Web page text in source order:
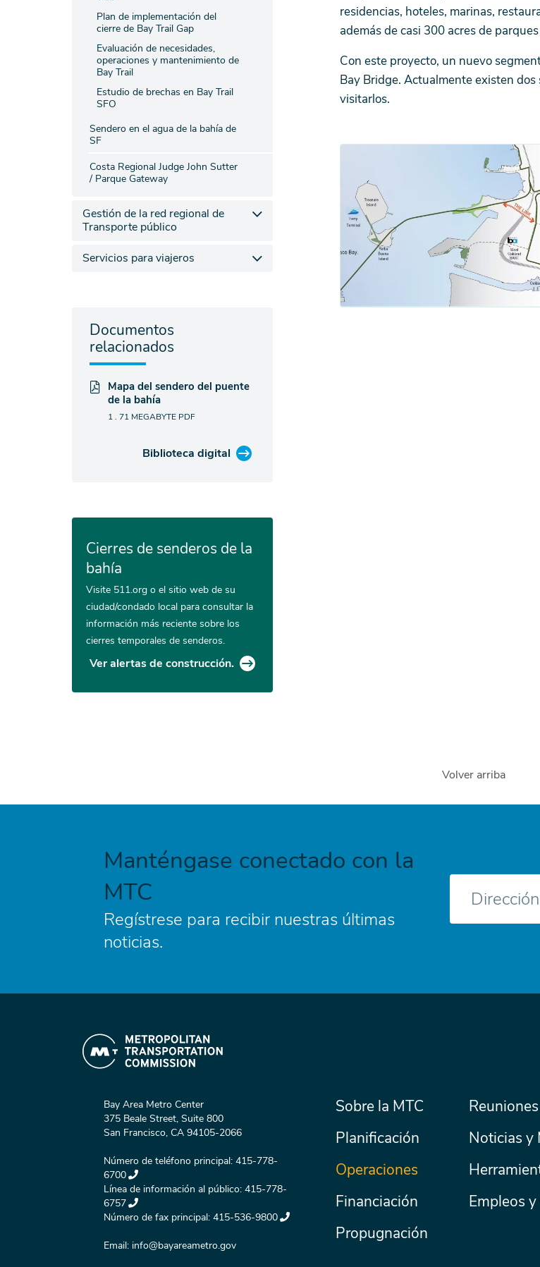
residencias, hoteles, marinas,
además de casi 300 acres de
Con este proyecto, un nuevo
Bay Bridge. Actualmente existen
visitarlos.
Documentos
relacionados
Mapa del sendero del puente
de la bahía
1 . 71 MEGABYTE PDF
Biblioteca digital
Cierres de senderos de la
bahía
Visite 511.org o el sitio web de su
ciudad/condado local para consultar la
información más reciente sobre los
cierres temporales de senderos.
Ver alertas de construcción.
Plan de implementación del
cierre de Bay Trail Gap
Evaluación de necesidades,
operaciones y mantenimiento de
Bay Trail
Estudio de brechas en Bay Trail
SFO
Sendero en el agua de la bahía de
SF
Costa Regional Judge John Sutter
/ Parque Gateway
Gestión de la red regional de
Transporte público
Servicios para viajeros
Volver arriba
Manténgase conectado con la
MTC
Regístrese para recibir nuestras últimas
noticias.
electrónico
Bay Area Metro Center
375 Beale Street, Suite 800
San Francisco, CA 94105-2066
Número de teléfono principal: 415-778-
6700
Línea de información al público: 415-778-
6757
Número de fax principal: 415-536-9800
Email: info@bayareametro.gov
Menú
principal
Sobre la MTC
Planificación
Operaciones
Financiación
Propugnación
Secondary
Noticias y
Empleos